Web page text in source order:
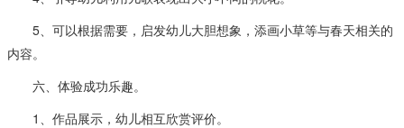
5、可以根据需要，启发幼儿大胆想象，添画小草等与春天相关的
内容。
六、体验成功乐趣。
1、作品展示，幼儿相互欣赏评价。